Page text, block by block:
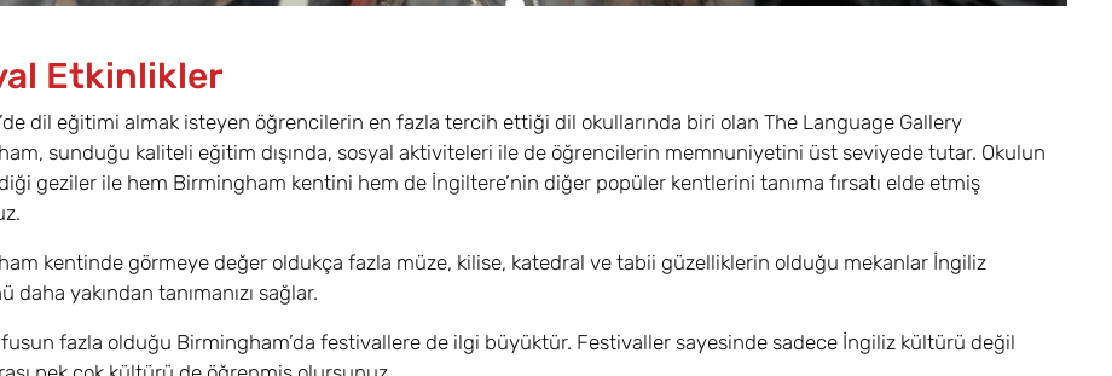
Etkinlikler
dil eğitimi almak isteyen öğrencilerin en fazla tercih ettiği dil okullarında biri olan The Language Gallery
sunduğu kaliteli eğitim dışında, sosyal aktiviteleri ile de öğrencilerin memnuniyetini üst seviyede tutar. Okulun
geziler ile hem Birmingham kentini hem de İngiltere’nin diğer popüler kentlerini tanıma fırsatı elde etmiş
kentinde görmeye değer oldukça fazla müze, kilise, katedral ve tabii güzelliklerin olduğu mekanlar İngiliz
daha yakından tanımanızı sağlar.
fazla olduğu Birmingham’da festivallere de ilgi büyüktür. Festivaller sayesinde sadece İngiliz kültürü değil